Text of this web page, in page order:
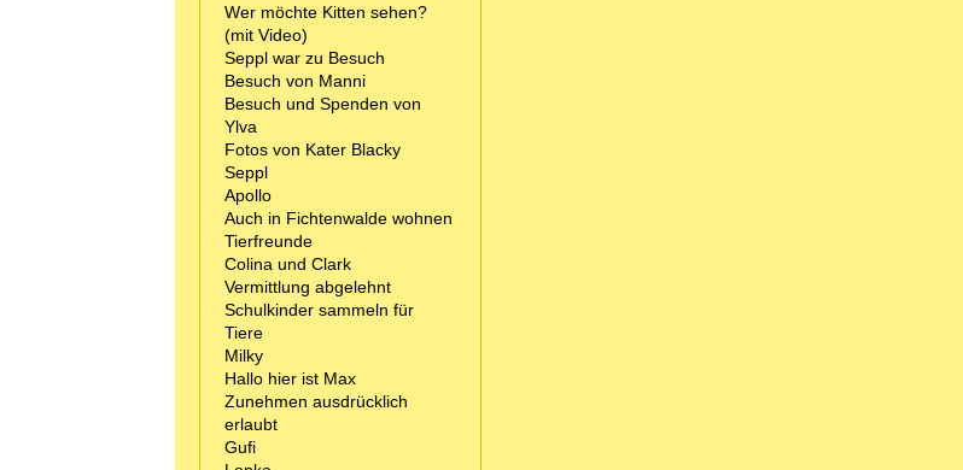
Wer möchte Kitten sehen?
(mit Video)
Seppl war zu Besuch
Besuch von Manni
Besuch und Spenden von
Ylva
Fotos von Kater Blacky
Seppl
Apollo
Auch in Fichtenwalde wohnen
Tierfreunde
Colina und Clark
Vermittlung abgelehnt
Schulkinder sammeln für
Tiere
Milky
Hallo hier ist Max
Zunehmen ausdrücklich
erlaubt
Gufi